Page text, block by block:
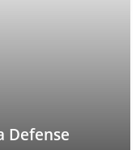
Defense